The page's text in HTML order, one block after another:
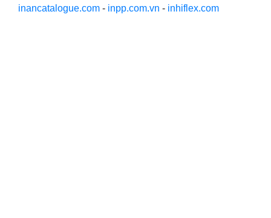
inancatalogue.com - inpp.com.vn - inhiflex.com